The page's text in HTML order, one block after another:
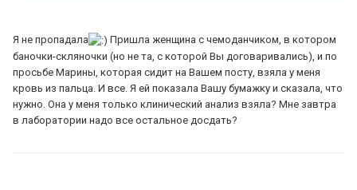
Я не пропадала
Пришла женщина с чемоданчиком, в котором
баночки-скляночки (но не та, с которой Вы договаривались), и по
просьбе Марины, которая сидит на Вашем посту, взяла у меня
кровь из пальца. И все. Я ей показала Вашу бумажку и сказала, что
нужно. Она у меня только клинический анализ взяла? Мне завтра
в лаборатории надо все остальное досдать?